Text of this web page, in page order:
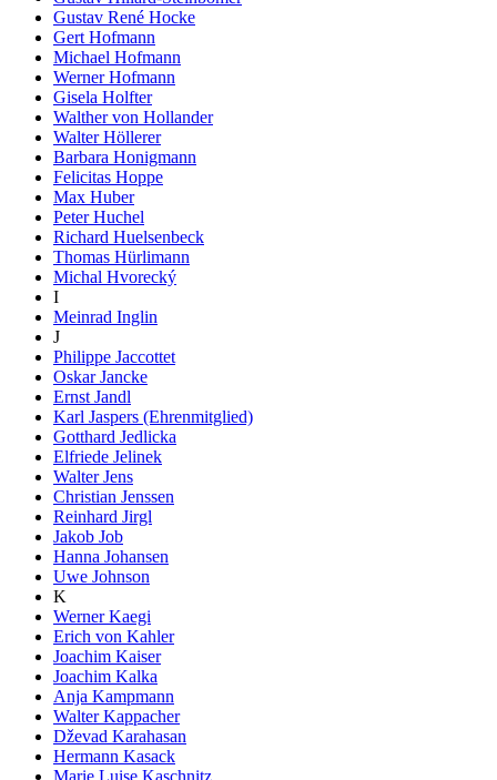
Gustav René Hocke
Gert Hofmann
Michael Hofmann
Werner Hofmann
Gisela Holfter
Walther von Hollander
Walter Höllerer
Barbara Honigmann
Felicitas Hoppe
Max Huber
Peter Huchel
Richard Huelsenbeck
Thomas Hürlimann
Michal Hvorecký
I
Meinrad Inglin
J
Philippe Jaccottet
Oskar Jancke
Ernst Jandl
Karl Jaspers (Ehrenmitglied)
Gotthard Jedlicka
Elfriede Jelinek
Walter Jens
Christian Jenssen
Reinhard Jirgl
Jakob Job
Hanna Johansen
Uwe Johnson
K
Werner Kaegi
Erich von Kahler
Joachim Kaiser
Joachim Kalka
Anja Kampmann
Walter Kappacher
Dževad Karahasan
Hermann Kasack
Marie Luise Kaschnitz